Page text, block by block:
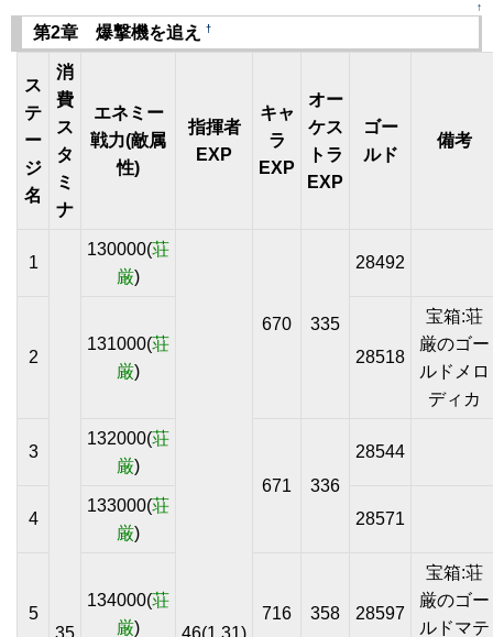
↑
第2章 爆撃機を追え †
ス
テ
ー
ジ
名
消
費
ス
タ
ミ
ナ
エネミー
戦力(敵属
性)
指揮者
EXP
キャ
ラ
EXP
オー
ケス
トラ
EXP
ゴー
ルド
備考
1
35
130000(荘
厳)
46(1.31)
670 335
28492
2
131000(荘
厳)
28518
宝箱:荘
厳のゴー
ルドメロ
ディカ
3
132000(荘
厳)
671
336
28544
4
133000(荘
厳)
28571
5
134000(荘
厳)
716 358 28597
宝箱:荘
厳のゴー
ルドマテ